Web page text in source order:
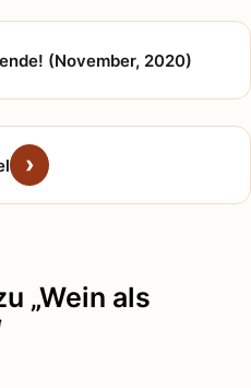
(November, 2020)
„Wein als